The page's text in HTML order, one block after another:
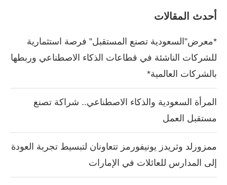
أحدث المقالات
*معرض”السعودية تصنع المستقبل” فرصة استثمارية
للشركات الناشئة في قطاعات الذكاء الاصطناعي وربطها
بالشركات العالمية*
المرأة السعودية والذكاء الاصطناعي.. شراكة تصنع
مستقبل العمل
ممزورلد وثريدز يونيفورمز تتعاونان لتبسيط تجربة العودة
إلى المدارس للعائلات في الإمارات